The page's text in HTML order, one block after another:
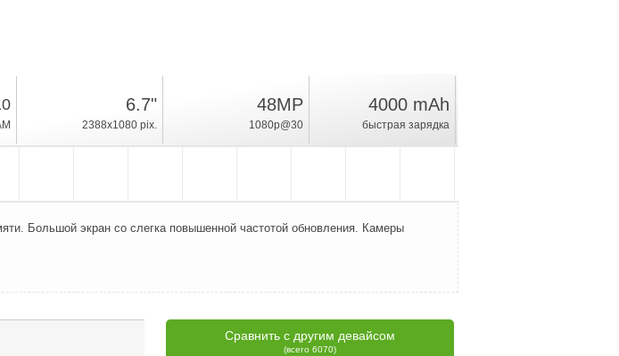
6.7"
2388x1080 pix.
48MP
1080p@30
4000 mAh
быстрая зарядка
Большой экран со слегка повышенной частотой обновления. Камеры
Сравнить с другим девайсом
(всего 6070)